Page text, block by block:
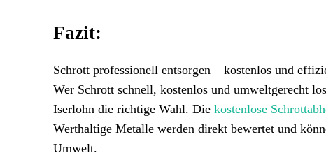
Fazit:
Schrott professionell entsorgen – kostenlos und
Wer Schrott schnell, kostenlos und umweltgerecht
Iserlohn die richtige Wahl. Die kostenlose
Werthaltige Metalle werden direkt bewertet und
Umwelt.